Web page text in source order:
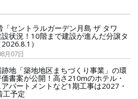
セントラルガーデン月島 ザ タワ
状況！10階まで建設が進んだ分譲タ
）
月07日
地「築地地区まちづくり事業」の環
書案が公開！高さ210mのホテル・
パートメントなど1期工事は2027・
工予定